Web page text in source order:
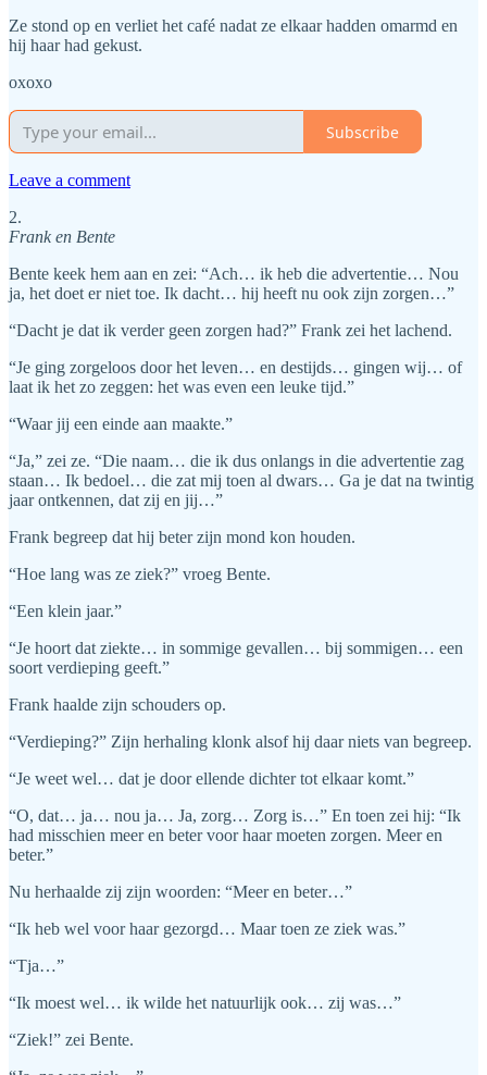
Ze stond op en verliet het café nadat ze elkaar hadden omarmd en
hij haar had gekust.
oxoxo
Subscribe
Leave a comment
2.
Frank en Bente
Bente keek hem aan en zei: “Ach… ik heb die advertentie… Nou
ja, het doet er niet toe. Ik dacht… hij heeft nu ook zijn zorgen…”
“Dacht je dat ik verder geen zorgen had?” Frank zei het lachend.
“Je ging zorgeloos door het leven… en destijds… gingen wij… of
laat ik het zo zeggen: het was even een leuke tijd.”
“Waar jij een einde aan maakte.”
“Ja,” zei ze. “Die naam… die ik dus onlangs in die advertentie zag
staan… Ik bedoel… die zat mij toen al dwars… Ga je dat na twintig
jaar ontkennen, dat zij en jij…”
Frank begreep dat hij beter zijn mond kon houden.
“Hoe lang was ze ziek?” vroeg Bente.
“Een klein jaar.”
“Je hoort dat ziekte… in sommige gevallen… bij sommigen… een
soort verdieping geeft.”
Frank haalde zijn schouders op.
“Verdieping?” Zijn herhaling klonk alsof hij daar niets van begreep.
“Je weet wel… dat je door ellende dichter tot elkaar komt.”
“O, dat… ja… nou ja… Ja, zorg… Zorg is…” En toen zei hij: “Ik
had misschien meer en beter voor haar moeten zorgen. Meer en
beter.”
Nu herhaalde zij zijn woorden: “Meer en beter…”
“Ik heb wel voor haar gezorgd… Maar toen ze ziek was.”
“Tja…”
“Ik moest wel… ik wilde het natuurlijk ook… zij was…”
“Ziek!” zei Bente.